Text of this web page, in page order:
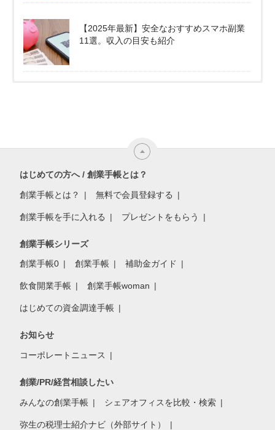
【2025年最新】安全なおすすめスマホ副業
11選。収入の目安も紹介
はじめての方へ / 創業手帳とは？
創業手帳とは？ 無料で会員登録する
創業手帳を手に入れる プレゼントをもらう
創業手帳シリーズ
創業手帳0 創業手帳 補助金ガイド
飲食開業手帳 創業手帳woman
はじめての資金調達手帳
お知らせ
コーポレートニュース
創業/PR/経営相談したい
みんなの創業手帳 シェアオフィスを比較・検索
弥生の税理士紹介ナビ（外部サイト）